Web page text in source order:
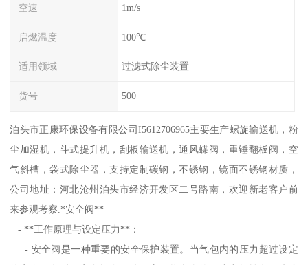
空速 1m/s
启燃温度 100℃
适用领域 过滤式除尘装置
货号 500
泊头市正康环保设备有限公司I5612706965主要生产螺旋输送机，粉
尘加湿机，斗式提升机，刮板输送机，通风蝶阀，重锤翻板阀，空
气斜槽，袋式除尘器，支持定制碳钢，不锈钢，镜面不锈钢材质，
公司地址：河北沧州泊头市经济开发区二号路南，欢迎新老客户前
来参观考察.*安全阀**
- **工作原理与设定压力**：
- 安全阀是一种重要的安全保护装置。当气包内的压力超过设定